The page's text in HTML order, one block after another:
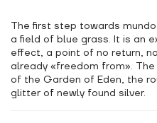
The first step towards
a field of blue grass. It is an
effect, a point of no return,
already «freedom from».
of the Garden of Eden, the
glitter of newly found silver.